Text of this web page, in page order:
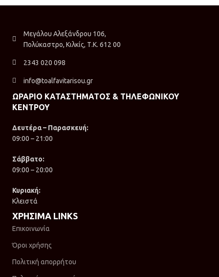
Μεγάλου Αλεξάνδρου 106,
Πολύκαστρο, Κιλκίς, Τ.Κ. 612 00
2343 020 098
info@toalfavitarisou.gr
ΩΡΑΡΙΟ ΚΑΤΑΣΤΗΜΑΤΟΣ & ΤΗΛΕΦΩΝΙΚΟΥ
ΚΕΝΤΡΟΥ
Δευτέρα – Παρασκευή:
09:00 – 21:00
Σάββατο:
09:00 – 20:00
Κυριακή:
Κλειστά
ΧΡΗΣΙΜΑ LINKS
Επικοινωνία
Όροι χρήσης
Πολιτική απορρήτου